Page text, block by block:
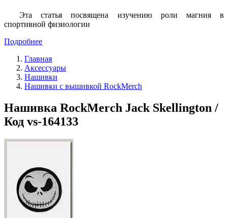
Эта статья посвящена изучению роли магния в
спортивной физиологии
Подробнее
Главная
Аксессуары
Нашивки
Нашивки с вышивкой RockMerch
Нашивка RockMerch Jack Skellington /
Код vs-164133